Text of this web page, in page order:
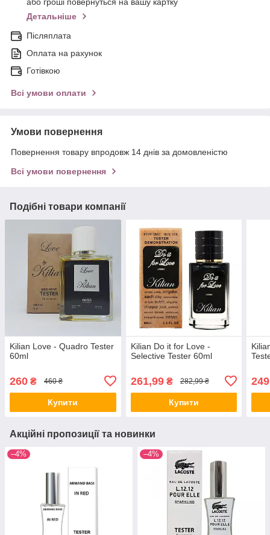
або гроші повернуться на вашу картку
Детальніше
Післяплата
Оплата на рахунок
Готівкою
Всі умови оплати
Умови повернення
Повернення товару впродовж 14 днів за домовленістю
Всі умови повернення
Подібні товари компанії
Kilian Love - Quadro Tester
60ml
260 ₴ 460 ₴
Купити
Kilian Do it for Love -
Selective Tester 60ml
261,99₴ 282,99 ₴
Купити
249
Акційні пропозиції та новинки
–4% –4%